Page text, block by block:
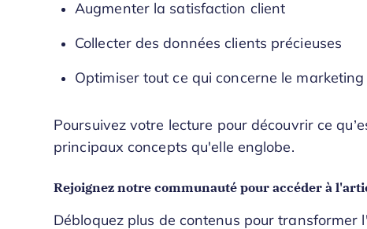
Augmenter la satisfaction client
Collecter des données clients précieuses
Optimiser tout ce qui concerne le
Poursuivez votre lecture pour découvrir ce
principaux concepts qu'elle englobe.
Rejoignez notre communauté pour accéder à
Débloquez plus de contenus pour transformer